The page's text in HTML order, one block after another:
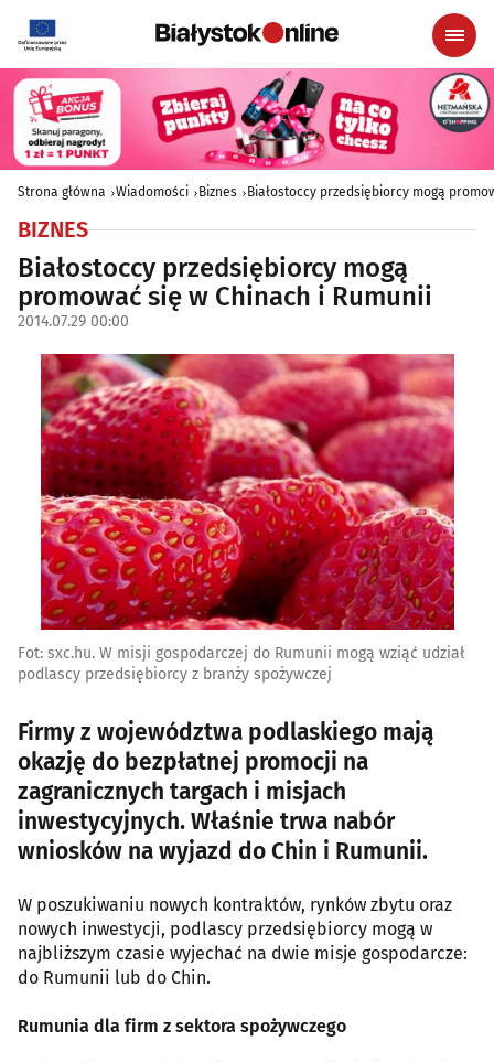
Strona główna Wiadomości Biznes Białostoccy przedsiębiorcy mogą
BIZNES
Białostoccy przedsiębiorcy mogą
promować się w Chinach i Rumunii
2014.07.29 00:00
Fot: sxc.hu. W misji gospodarczej do Rumunii mogą wziąć udział
podlascy przedsiębiorcy z branży spożywczej
Firmy z województwa podlaskiego mają
okazję do bezpłatnej promocji na
zagranicznych targach i misjach
inwestycyjnych. Właśnie trwa nabór
wniosków na wyjazd do Chin i Rumunii.
W poszukiwaniu nowych kontraktów, rynków zbytu oraz
nowych inwestycji, podlascy przedsiębiorcy mogą w
najbliższym czasie wyjechać na dwie misje gospodarcze:
do Rumunii lub do Chin.
Rumunia dla firm z sektora spożywczego